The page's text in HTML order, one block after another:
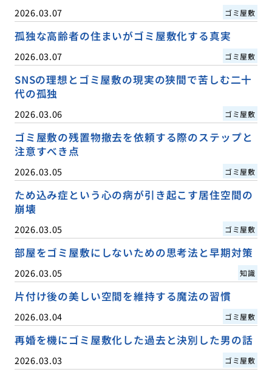
2026.03.07 ゴミ屋敷
孤独な高齢者の住まいがゴミ屋敷化する真実
2026.03.07 ゴミ屋敷
SNSの理想とゴミ屋敷の現実の狭間で苦しむ二十
代の孤独
2026.03.06 ゴミ屋敷
ゴミ屋敷の残置物撤去を依頼する際のステップと
注意すべき点
2026.03.05 ゴミ屋敷
ため込み症という心の病が引き起こす居住空間の
崩壊
2026.03.05 ゴミ屋敷
部屋をゴミ屋敷にしないための思考法と早期対策
2026.03.05 知識
片付け後の美しい空間を維持する魔法の習慣
2026.03.04 ゴミ屋敷
再婚を機にゴミ屋敷化した過去と決別した男の話
2026.03.03 ゴミ屋敷